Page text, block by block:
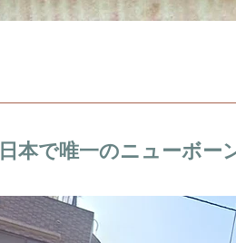
日本で唯一のニューボー